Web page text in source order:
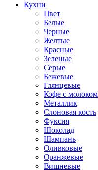
Кухни
Цвет
Белые
Черные
Желтые
Красные
Зеленые
Серые
Бежевые
Глянцевые
Кофе с молоком
Металлик
Слоновая кость
Фуксия
Шоколад
Шампань
Оливковые
Оранжевые
Вишневые